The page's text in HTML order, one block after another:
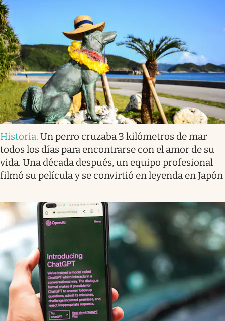
Historia. Un perro cruzaba 3 kilómetros de mar
todos los días para encontrarse con el amor de su
vida. Una década después, un equipo profesional
filmó su película y se convirtió en leyenda en Japón